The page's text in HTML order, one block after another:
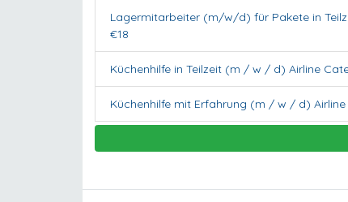
Lagermitarbeiter (m/w/d) für Pakete in
€18
Küchenhilfe in Teilzeit (m / w / d) Airline
Küchenhilfe mit Erfahrung (m / w / d)